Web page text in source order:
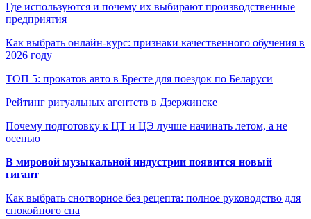
Где используются и почему их выбирают производственные
предприятия
Как выбрать онлайн-курс: признаки качественного обучения в
2026 году
ТОП 5: прокатов авто в Бресте для поездок по Беларуси
Рейтинг ритуальных агентств в Дзержинске
Почему подготовку к ЦТ и ЦЭ лучше начинать летом, а не
осенью
В мировой музыкальной индустрии появится новый
гигант
Как выбрать снотворное без рецепта: полное руководство для
спокойного сна